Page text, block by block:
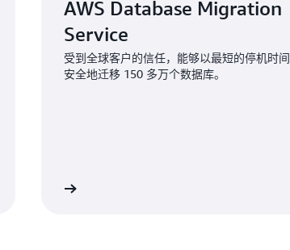
AWS Database Migration
Service
受到全球客户的信任，能够以最短的停机时间
安全地迁移 150 多万个数据库。